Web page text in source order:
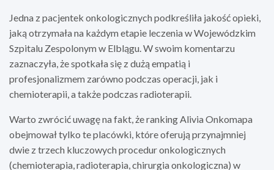
Jedna z pacjentek onkologicznych podkreśliła jakość opieki,
jaką otrzymała na każdym etapie leczenia w Wojewódzkim
Szpitalu Zespolonym w Elblągu. W swoim komentarzu
zaznaczyła, że spotkała się z dużą empatią i
profesjonalizmem zarówno podczas operacji, jak i
chemioterapii, a także podczas radioterapii.
Warto zwrócić uwagę na fakt, że ranking Alivia Onkomapa
obejmował tylko te placówki, które oferują przynajmniej
dwie z trzech kluczowych procedur onkologicznych
(chemioterapia, radioterapia, chirurgia onkologiczna) w